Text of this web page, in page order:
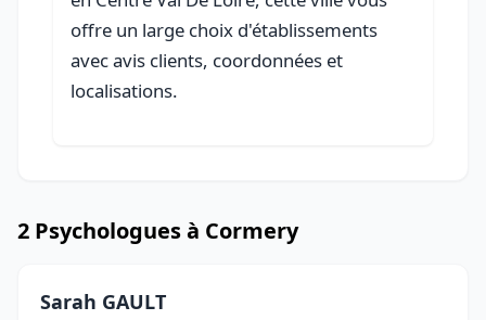
offre un large choix d'établissements
avec avis clients, coordonnées et
localisations.
2 Psychologues à Cormery
Sarah GAULT